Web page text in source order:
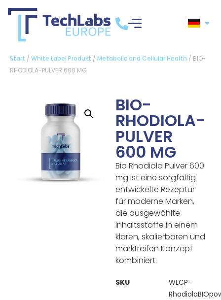
Start / White Label Produkt / Metabolic and Cellular Health / BIO-
RHODIOLA-PULVER 600 MG
BIO-
RHODIOLA-
PULVER
600 MG
Bio Rhodiola Pulver 600
mg ist eine sorgfältig
entwickelte Rezeptur
für moderne Marken,
die ausgewählte
Inhaltsstoffe in einem
klaren, skalierbaren und
marktreifen Konzept
kombiniert.
SKU
WLCP-